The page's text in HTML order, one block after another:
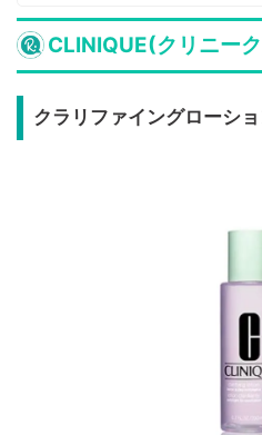
CLINIQUE(クリニー
クラリファイングローシ